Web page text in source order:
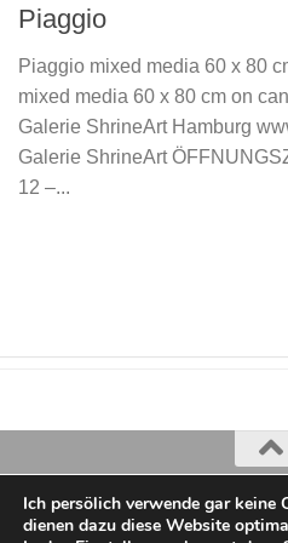
Piaggio
Piaggio mixed media 60 x 80
mixed media 60 x 80 cm on
Galerie ShrineArt Hamburg
Galerie ShrineArt
12 –...
Iris
Ich persölich verwende gar keine
dienen dazu diese Website